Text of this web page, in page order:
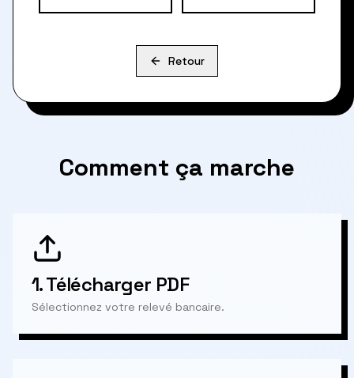
Retour
Comment ça marche
1.Télécharger PDF
Sélectionnez votre relevé bancaire.